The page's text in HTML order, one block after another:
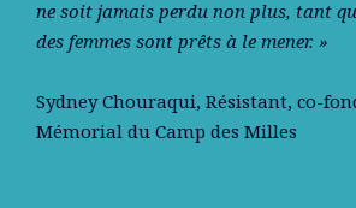
ne soit jamais perdu non plus, tant
des femmes sont prêts à le mener. »
Sydney Chouraqui, Résistant, co-
Mémorial du Camp des Milles